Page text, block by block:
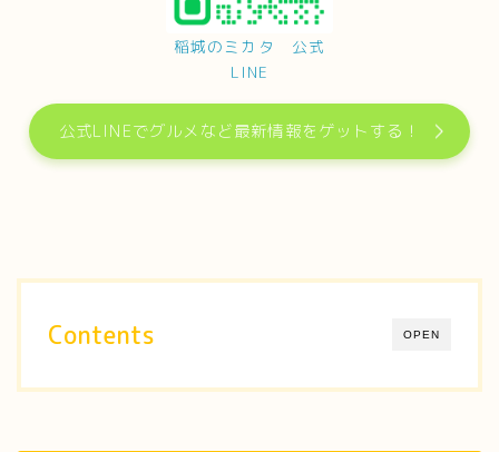
稲城のミカタ 公式
LINE
公式LINEでグルメなど最新情報をゲットする！
OPEN
Contents